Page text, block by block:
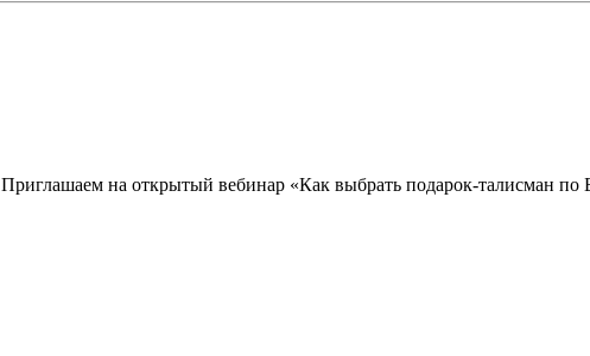
Приглашаем на открытый вебинар «Как выбрать подарок-талисман по